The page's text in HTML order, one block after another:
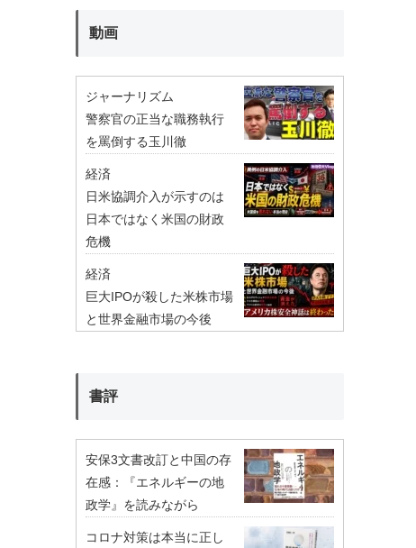
動画
ジャーナリズム
警察官の正当な職務執行
を罵倒する玉川徹
経済
日米協調介入が示すのは
日本ではなく米国の財政
危機
経済
巨大IPOが殺した米株市場
と世界金融市場の今後
書評
安保3文書改訂と中国の存
在感：『エネルギーの地
政学』を読みながら
コロナ対策は本当に正し